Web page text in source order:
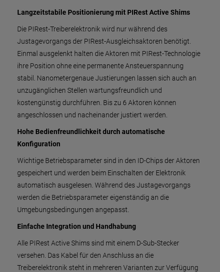
Langzeitstabile Positionierung mit PIRest Active Shims
Die PIRest-Treiberelektronik wird nur während des
Justagevorgangs der PIRest-Ausgleichsaktoren benötigt.
Einmal ausgelenkt halten die Aktoren mit PIRest-Technologie
ihre Position ohne eine permanente Ansteuerspannung
stabil. Nanometergenaue Justierungen lassen sich auch an
unzugänglichen Stellen wartungsfreundlich und
kostengünstig durchführen. Bis zu 6 Aktoren können
angeschlossen und nacheinander justiert werden.
Hohe Bedienfreundlichkeit durch automatische
Konfiguration
Wichtige Betriebsparameter sind in den ID-Chips der Aktoren
gespeichert und werden beim Einschalten der Elektronik
automatisch ausgelesen. Während des Justagevorgangs
werden die Betriebsparameter eigenständig an die
Umgebungsbedingungen angepasst.
Einfache Integration und Handhabung
Alle PIRest Active Shims sind mit einem D-Sub-Stecker
versehen. Das Kabel für den Anschluss an die
Treiberelektronik steht in mehreren Varianten zur Verfügung